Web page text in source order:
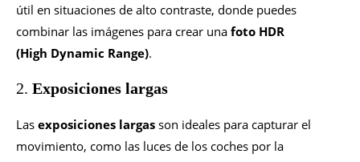
útil en situaciones de alto contraste, donde puedes
combinar las imágenes para crear una foto HDR
(High Dynamic Range).
2. Exposiciones largas
Las exposiciones largas son ideales para capturar el
movimiento, como las luces de los coches por la